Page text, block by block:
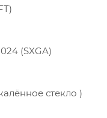
(SXGA)
стекло )